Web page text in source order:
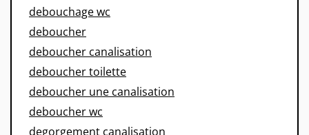
debouchage wc
deboucher
deboucher canalisation
deboucher toilette
deboucher une canalisation
deboucher wc
degorgement canalisation